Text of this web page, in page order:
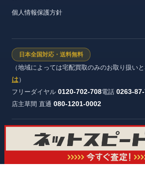
個人情報保護方針
日本全国対応・送料無料
（地域によっては宅配買取のみのお取り扱い
は）
フリーダイヤル 0120-702-708電話 0263-
店主草間 直通 080-1201-0002
株式会社ヴィンテージストック 長野県公安委員
481321600012号
© オーディオ買取屋 All rights reserved.